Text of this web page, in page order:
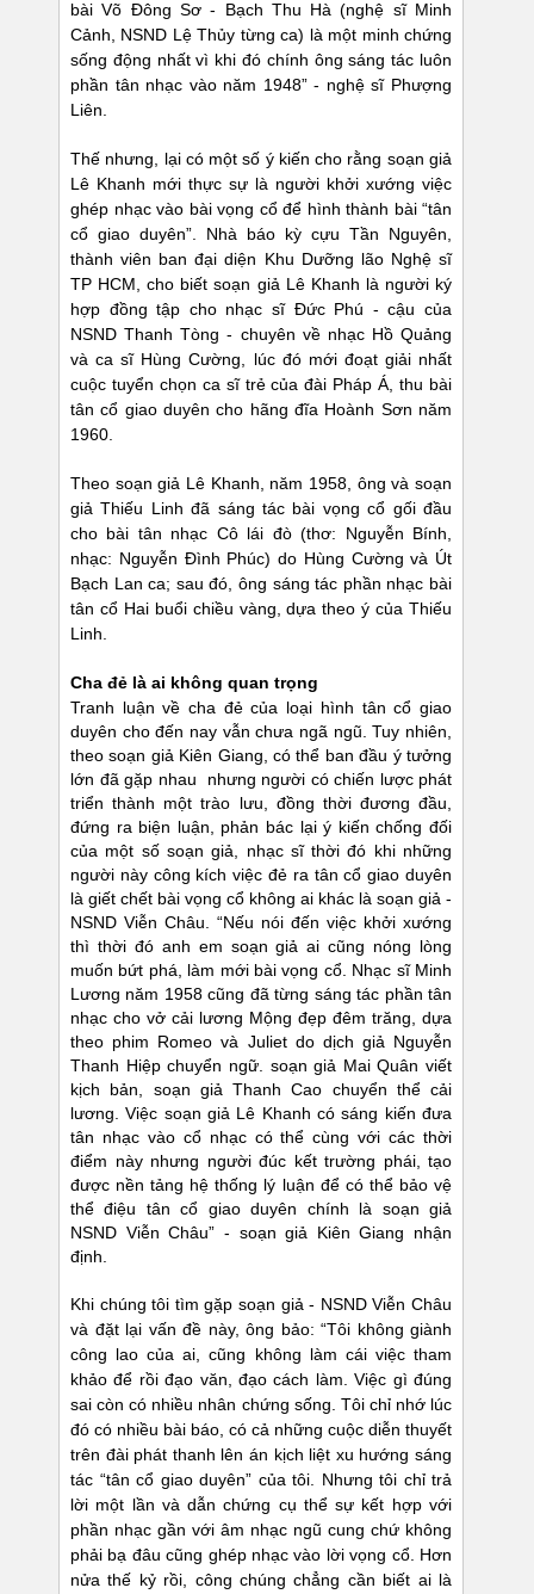
bài Võ Đông Sơ - Bạch Thu Hà (nghệ sĩ Minh
Cảnh, NSND Lệ Thủy từng ca) là một minh chứng
sống động nhất vì khi đó chính ông sáng tác luôn
phần tân nhạc vào năm 1948” - nghệ sĩ Phượng
Liên.
Thế nhưng, lại có một số ý kiến cho rằng soạn giả
Lê Khanh mới thực sự là người khởi xướng việc
ghép nhạc vào bài vọng cổ để hình thành bài “tân
cổ giao duyên”. Nhà báo kỳ cựu Tần Nguyên,
thành viên ban đại diện Khu Dưỡng lão Nghệ sĩ
TP HCM, cho biết soạn giả Lê Khanh là người ký
hợp đồng tập cho nhạc sĩ Đức Phú - cậu của
NSND Thanh Tòng - chuyên về nhạc Hồ Quảng
và ca sĩ Hùng Cường, lúc đó mới đoạt giải nhất
cuộc tuyển chọn ca sĩ trẻ của đài Pháp Á, thu bài
tân cổ giao duyên cho hãng đĩa Hoành Sơn năm
1960.
Theo soạn giả Lê Khanh, năm 1958, ông và soạn
giả Thiếu Linh đã sáng tác bài vọng cổ gối đầu
cho bài tân nhạc Cô lái đò (thơ: Nguyễn Bính,
nhạc: Nguyễn Đình Phúc) do Hùng Cường và Út
Bạch Lan ca; sau đó, ông sáng tác phần nhạc bài
tân cổ Hai buổi chiều vàng, dựa theo ý của Thiếu
Linh.
Cha đẻ là ai không quan trọng
Tranh luận về cha đẻ của loại hình tân cổ giao
duyên cho đến nay vẫn chưa ngã ngũ. Tuy nhiên,
theo soạn giả Kiên Giang, có thể ban đầu ý tưởng
lớn đã gặp nhau nhưng người có chiến lược phát
triển thành một trào lưu, đồng thời đương đầu,
đứng ra biện luận, phản bác lại ý kiến chống đối
của một số soạn giả, nhạc sĩ thời đó khi những
người này công kích việc đẻ ra tân cổ giao duyên
là giết chết bài vọng cổ không ai khác là soạn giả -
NSND Viễn Châu. “Nếu nói đến việc khởi xướng
thì thời đó anh em soạn giả ai cũng nóng lòng
muốn bứt phá, làm mới bài vọng cổ. Nhạc sĩ Minh
Lương năm 1958 cũng đã từng sáng tác phần tân
nhạc cho vở cải lương Mộng đẹp đêm trăng, dựa
theo phim Romeo và Juliet do dịch giả Nguyễn
Thanh Hiệp chuyển ngữ. soạn giả Mai Quân viết
kịch bản, soạn giả Thanh Cao chuyển thể cải
lương. Việc soạn giả Lê Khanh có sáng kiến đưa
tân nhạc vào cổ nhạc có thể cùng với các thời
điểm này nhưng người đúc kết trường phái, tạo
được nền tảng hệ thống lý luận để có thể bảo vệ
thể điệu tân cổ giao duyên chính là soạn giả
NSND Viễn Châu” - soạn giả Kiên Giang nhận
định.
Khi chúng tôi tìm gặp soạn giả - NSND Viễn Châu
và đặt lại vấn đề này, ông bảo: “Tôi không giành
công lao của ai, cũng không làm cái việc tham
khảo để rồi đạo văn, đạo cách làm. Việc gì đúng
sai còn có nhiều nhân chứng sống. Tôi chỉ nhớ lúc
đó có nhiều bài báo, có cả những cuộc diễn thuyết
trên đài phát thanh lên án kịch liệt xu hướng sáng
tác “tân cổ giao duyên” của tôi. Nhưng tôi chỉ trả
lời một lần và dẫn chứng cụ thể sự kết hợp với
phần nhạc gần với âm nhạc ngũ cung chứ không
phải bạ đâu cũng ghép nhạc vào lời vọng cổ. Hơn
nửa thế kỷ rồi, công chúng chẳng cần biết ai là